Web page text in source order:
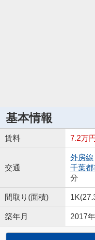
基本情報
賃料 7.2万円
交通
外房線
千葉
分
間取り(面積)
築年月 2017